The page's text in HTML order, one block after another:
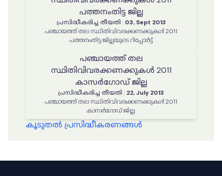
പത്തനംതിട്ട ജില്ല
പ്രസിദ്ധീകരിച്ച തീയതി : 03, Sept 2013
പഞ്ചായത്ത് തല സ്ഥിതിവിവരക്കണക്കുകൾ 2011
പത്തനംതിട്ട ജില്ലയുടെ റിപ്പോർട്ട്
പഞ്ചായത്ത് തല
സ്ഥിതിവിവരക്കണക്കുകൾ 2011
കാസർഗോഡ് ജില്ല
പ്രസിദ്ധീകരിച്ച തീയതി : 22, July 2013
പഞ്ചായത്ത് തല സ്ഥിതിവിവരക്കണക്കുകൾ 2011
കാസർഗോഡ് ജില്ല
കൂടുതൽ പ്രസിദ്ധീകരണങ്ങൾ